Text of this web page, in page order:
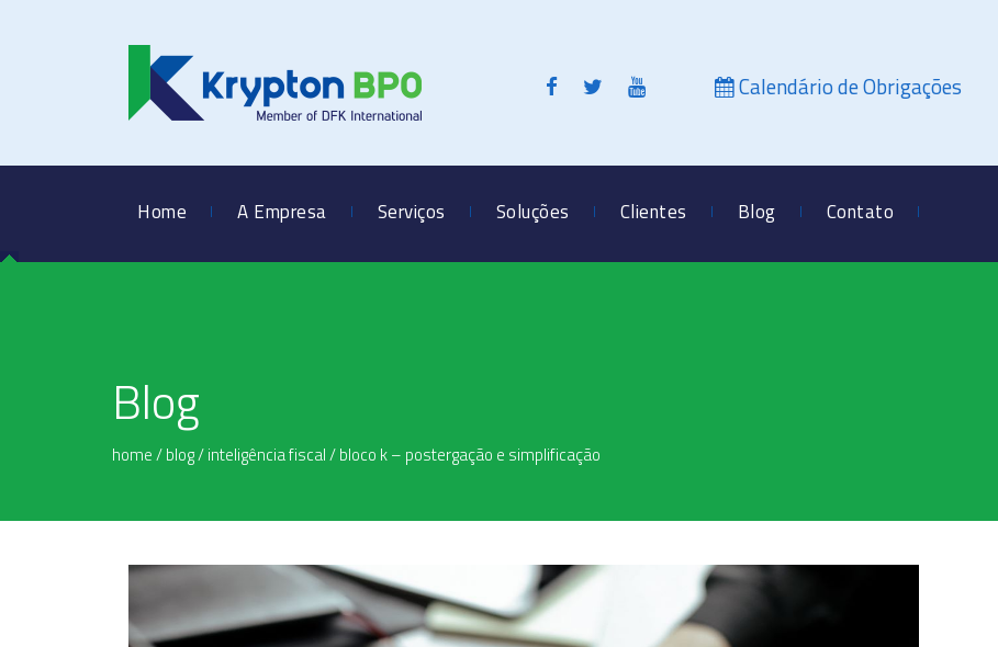
Calendário de Obrigações
Home A Empresa Serviços Soluções Clientes Blog Contato
Blog
home/blog/inteligência fiscal/bloco k – postergação e simplificação